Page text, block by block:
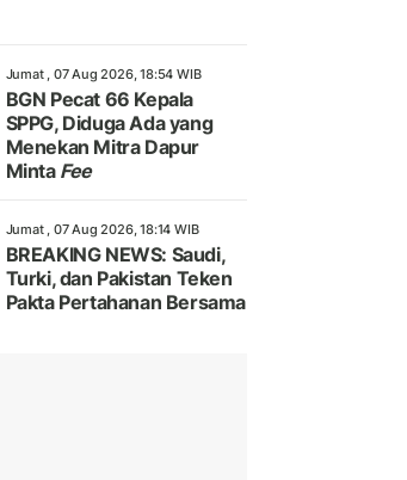
Jumat , 07 Aug 2026, 18:54 WIB
BGN Pecat 66 Kepala
SPPG, Diduga Ada yang
Menekan Mitra Dapur
Minta Fee
Jumat , 07 Aug 2026, 18:14 WIB
BREAKING NEWS: Saudi,
Turki, dan Pakistan Teken
Pakta Pertahanan Bersama